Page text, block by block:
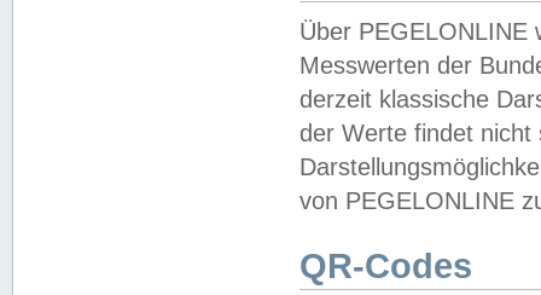
Über PEGELONLINE
Messwerten der
derzeit klassische
der Werte findet
von PEGELONLINE
QR-Codes